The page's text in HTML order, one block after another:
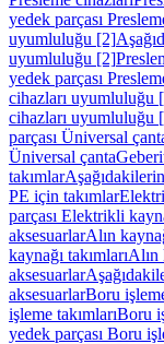
yedek parçası
uyumluluğu [2]
uyumluluğu [2]
yedek parçası
cihazları uyumluluğu
cihazları uyumluluğu
parçası Üniversal
Üniversal çanta
takımlar
PE için takımlar
parçası Elektrikli
aksesuarlarAlın
kaynağı takımlarıAlın
aksesuarlar
aksesuarlarBoru
işleme takımlarıBoru
yedek parçası Boru